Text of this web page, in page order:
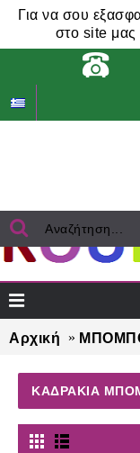
Για να σου
στο site μας
Αρχική
ΚΑΔΡΑΚΙΑ